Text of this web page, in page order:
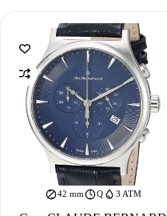
42 mm Q 3 ATM